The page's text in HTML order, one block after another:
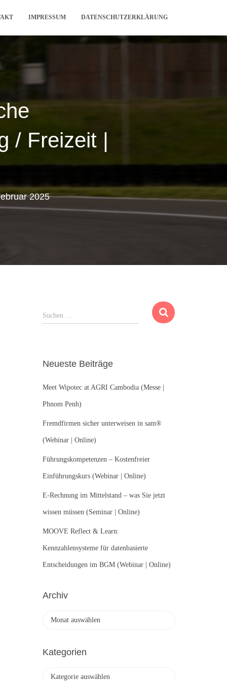
IMPRESSUM DATENSCHUTZERKLÄRUNG
/ Freizeit |
2025
u
n
a
c
:
Suchen …
Neueste Beiträge
Meet Wipotec at AGRI Cambodia (Messe |
Phnom Penh)
Fremdfirmen sicher unterweisen in sam®
(Webinar | Online)
Führungskompetenzen – Kostenfreier
Einführungskurs (Webinar | Online)
E-Rechnung im Mittelstand – was Sie jetzt
wissen müssen (Seminar | Online)
MOOVE Reflect & Learn:
Kennzahlensysteme für datenbasierte
Entscheidungen im BGM (Webinar | Online)
Archiv
h
Kategorien